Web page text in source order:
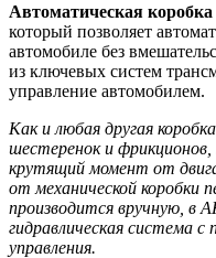
Автоматическая коробка
который позволяет
автомобиле без
из ключевых систем
управление автомобилем.
Как и любая другая
шестеренок и
крутящий момент от
от механической коробки
производится вручную, в
гидравлическая система с
управления.